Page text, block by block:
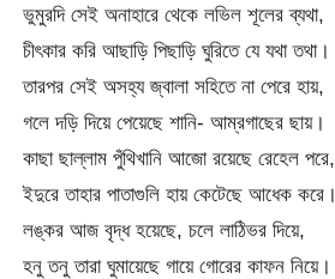
ভুমুরদি সেই অনাহারে থেকে লভিল শূলের ব্যথা,
চীৎকার করি আছাড়ি পিছাড়ি ঘুরিতে যে যথা তথা।
তারপর সেই অসহ্য জ্বালা সহিতে না পেরে হায়,
গলে দড়ি দিয়ে পেয়েছে শানি- আম্রগাছের ছায়।
কাছা ছাল্লাম পুঁথিখানি আজো রয়েছে রেহেল পরে,
ইদুরে তাহার পাতাগুলি হায় কেটেছে আধেক করে।
লঙ্কর আজ বৃদ্ধ হয়েছে, চলে লাঠিভর দিয়ে,
হনু তনু তারা ঘুমায়েছে গায়ে গোরের কাফন নিয়ে।